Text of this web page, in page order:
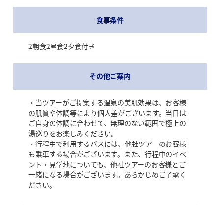
食事条件
2朝食2昼食2夕食付き
その他ご案内
・当ツアーがご提案する温泉の美肌効果は、お客様
の肌質や体調等により個人差がございます。当日は
ご自身の体調に合わせて、無理のない範囲で極上の
湯巡りをお楽しみください。
・行程中で利用するバスには、他社ツアーのお客様
も乗車する場合がございます。また、行程中のイベ
ント・見学地についても、他社ツアーのお客様とご
一緒になる場合がございます。あらかじめご了承く
ださい。